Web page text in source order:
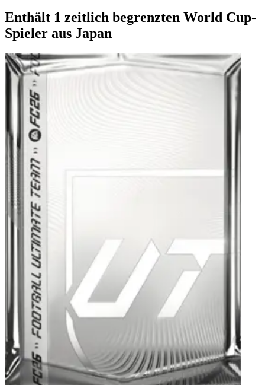
Enthält 1 zeitlich begrenzten World Cup-
Spieler aus Japan